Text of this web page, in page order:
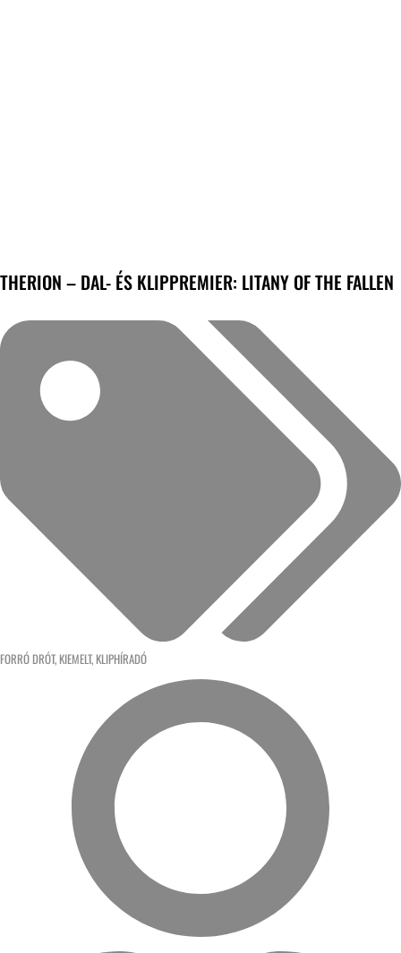
THERION – DAL- ÉS KLIPPREMIER: LITANY OF THE FALLEN
FORRÓ DRÓT, KIEMELT, KLIPHÍRADÓ